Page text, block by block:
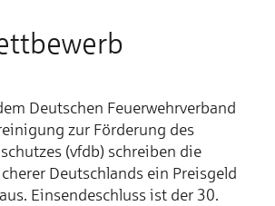
Deutschen Feuerwehrverband
zur Förderung des
(vfdb) schreiben die
Deutschlands ein Preisgeld
Einsendeschluss ist der 30.